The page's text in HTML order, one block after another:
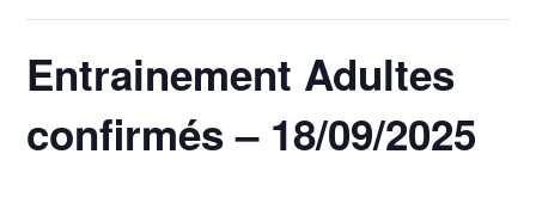
Entrainement Adultes
confirmés – 18/09/2025